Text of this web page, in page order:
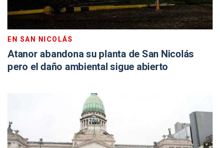
EN SAN NICOLÁS
Atanor abandona su planta de San Nicolás
pero el daño ambiental sigue abierto